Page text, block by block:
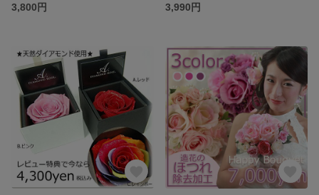
3,800円
3,990円